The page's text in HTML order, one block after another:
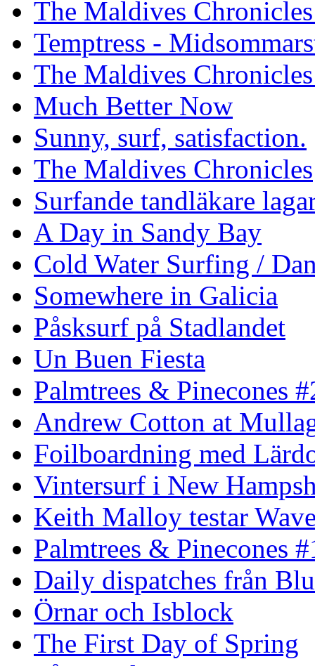
The Maldives
Temptress -
The Maldives
Much Better Now
Sunny, surf, satisfaction.
The Maldives Chronicles
Surfande tandläkare
A Day in Sandy Bay
Cold Water Surfing /
Somewhere in Galicia
Påsksurf på Stadlandet
Un Buen Fiesta
Palmtrees & Pinecones
Andrew Cotton at
Foilboardning med
Vintersurf i New
Keith Malloy testar
Palmtrees & Pinecones
Daily dispatches från
Örnar och Isblock
The First Day of Spring